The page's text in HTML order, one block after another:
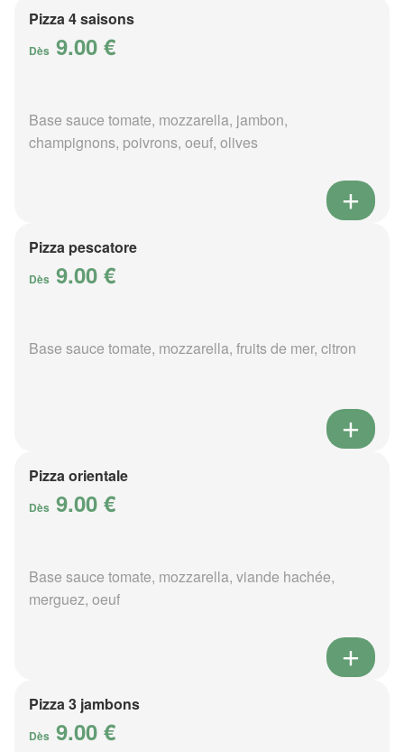
Pizza 4 saisons
Dès 9.00 €
Base sauce tomate, mozzarella, jambon,
champignons, poivrons, oeuf, olives
Pizza pescatore
Dès 9.00 €
Base sauce tomate, mozzarella, fruits de mer, citron
Pizza orientale
Dès 9.00 €
Base sauce tomate, mozzarella, viande hachée,
merguez, oeuf
Pizza 3 jambons
Dès 9.00 €